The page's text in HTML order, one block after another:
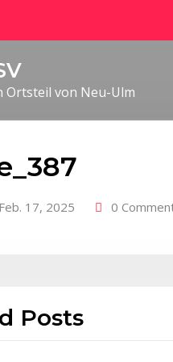
Ortsteil von Neu-Ulm
Feb. 17, 2025 0
Posts